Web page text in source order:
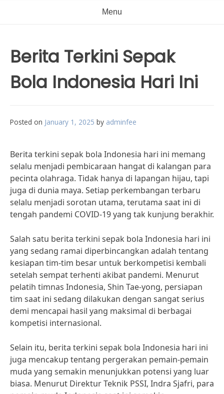
Menu
Berita Terkini Sepak
Bola Indonesia Hari Ini
Posted on January 1, 2025 by adminfee
Berita terkini sepak bola Indonesia hari ini memang
selalu menjadi pembicaraan hangat di kalangan para
pecinta olahraga. Tidak hanya di lapangan hijau, tapi
juga di dunia maya. Setiap perkembangan terbaru
selalu menjadi sorotan utama, terutama saat ini di
tengah pandemi COVID-19 yang tak kunjung berakhir.
Salah satu berita terkini sepak bola Indonesia hari ini
yang sedang ramai diperbincangkan adalah tentang
kesiapan tim-tim besar untuk berkompetisi kembali
setelah sempat terhenti akibat pandemi. Menurut
pelatih timnas Indonesia, Shin Tae-yong, persiapan
tim saat ini sedang dilakukan dengan sangat serius
demi mencapai hasil yang maksimal di berbagai
kompetisi internasional.
Selain itu, berita terkini sepak bola Indonesia hari ini
juga mencakup tentang pergerakan pemain-pemain
muda yang semakin menunjukkan potensi yang luar
biasa. Menurut Direktur Teknik PSSI, Indra Sjafri, para